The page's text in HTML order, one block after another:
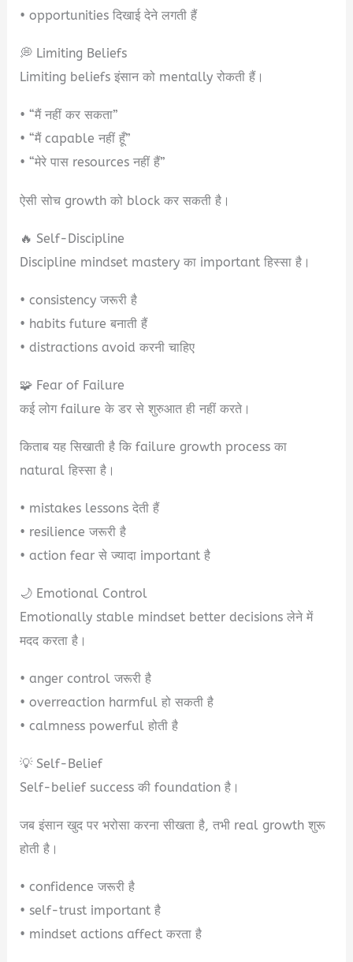
• opportunities दिखाई देने लगती हैं
💭 Limiting Beliefs
Limiting beliefs इंसान को mentally रोकती हैं।
• “मैं नहीं कर सकता”
• “मैं capable नहीं हूँ”
• “मेरे पास resources नहीं हैं”
ऐसी सोच growth को block कर सकती है।
🔥 Self-Discipline
Discipline mindset mastery का important हिस्सा है।
• consistency जरूरी है
• habits future बनाती हैं
• distractions avoid करनी चाहिए
🧩 Fear of Failure
कई लोग failure के डर से शुरुआत ही नहीं करते।
किताब यह सिखाती है कि failure growth process का
natural हिस्सा है।
• mistakes lessons देती हैं
• resilience जरूरी है
• action fear से ज्यादा important है
🌙 Emotional Control
Emotionally stable mindset better decisions लेने में
मदद करता है।
• anger control जरूरी है
• overreaction harmful हो सकती है
• calmness powerful होती है
💡 Self-Belief
Self-belief success की foundation है।
जब इंसान खुद पर भरोसा करना सीखता है, तभी real growth शुरू
होती है।
• confidence जरूरी है
• self-trust important है
• mindset actions affect करता है